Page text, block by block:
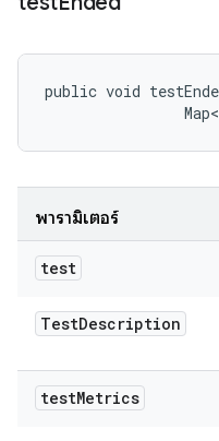
public void
พารามิเตอร์
test
TestDescription
testMetrics